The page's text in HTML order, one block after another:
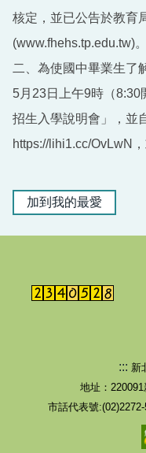
核定，並已公告於教育
(www.fhehs.tp.edu.tw)。
二、為使國中畢業生了
5月23日上午9時（8:30
招生入學說明會」，並
https://lihi1.cc/OvLwN
加到我的最愛
::: 新
地址：
市話代表號:(02)2272-